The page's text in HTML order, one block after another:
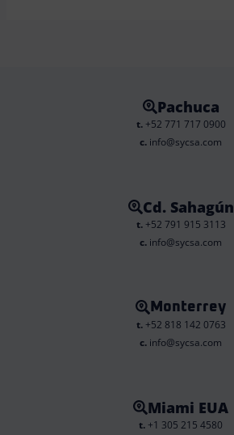
Pachuca
t.+52 771 717 0900
c. info@sycsa.com
Cd. Sahagún
t.+52 791 915 3113
c. info@sycsa.com
Monterrey
t.+52 818 142 0763
c. info@sycsa.com
Miami EUA
t. +1 305 215 4580